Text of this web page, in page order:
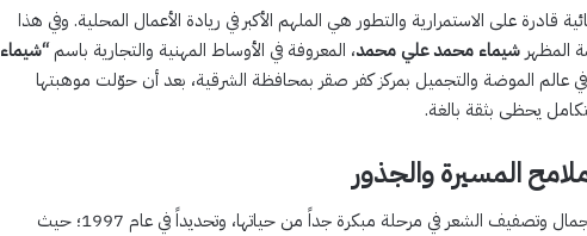
على الاستمرارية والتطور هي الملهم الأكبر في ريادة الأعمال المحلية. وفي هذا
المظهر شيماء محمد علي محمد، المعروفة في الأوساط المهنية والتجارية باسم“شيماء
عالم الموضة والتجميل بمركز كفر صقر بمحافظة الشرقية، بعد أن حوّلت موهبتها
يحظى بثقة بالغة.
المسيرة والجذور
بدأت رحلة شيماء المنشاوي مع عالم الجمال وتصفيف الشعر في مرحلة مبكرة جداً من حياتها، وتحديداً في عام 1997؛ حيث